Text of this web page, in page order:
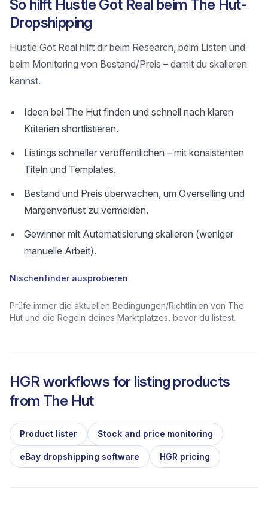
So hilft Hustle Got Real beim The Hut-
Dropshipping
Hustle Got Real hilft dir beim Research, beim Listen und
beim Monitoring von Bestand/Preis – damit du skalieren
kannst.
Ideen bei The Hut finden und schnell nach klaren
Kriterien shortlistieren.
Listings schneller veröffentlichen – mit konsistenten
Titeln und Templates.
Bestand und Preis überwachen, um Overselling und
Margenverlust zu vermeiden.
Gewinner mit Automatisierung skalieren (weniger
manuelle Arbeit).
Nischenfinder ausprobieren
Prüfe immer die aktuellen Bedingungen/Richtlinien von The
Hut und die Regeln deines Marktplatzes, bevor du listest.
HGR workflows for listing products
from The Hut
Product lister Stock and price monitoring
eBay dropshipping software HGR pricing